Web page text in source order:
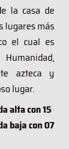
la casa de
lugares más
el cual es
azteca y
lugar.
alta con 15
baja con 07